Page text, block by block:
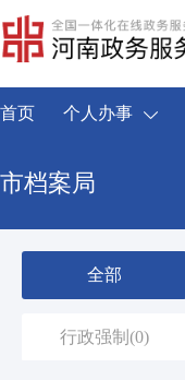
首页 个人办事
市档案局
全部
行政强制 (0)